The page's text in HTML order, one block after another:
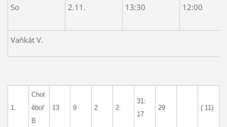
So 2.11. 13:30 12:00
Vaňkát V.
1.
Chot
ěboř
B
13 9 2 2
31:
17
29 ( 11)